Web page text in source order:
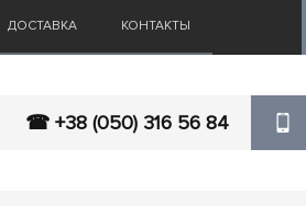
ДОСТАВКА КОНТАКТЫ
☎ +38 (050) 316 56 84